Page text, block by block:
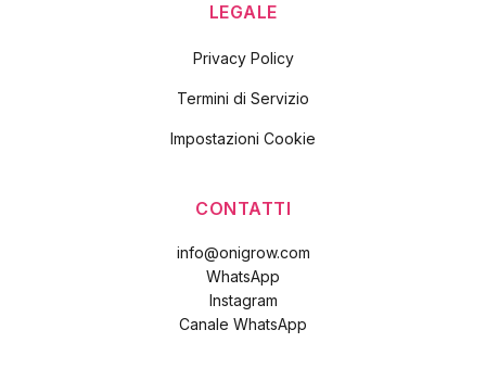
LEGALE
Privacy Policy
Termini di Servizio
Impostazioni Cookie
CONTATTI
info@onigrow.com
WhatsApp
Instagram
Canale WhatsApp